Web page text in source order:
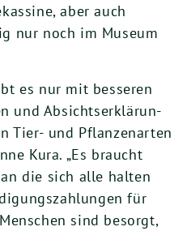
aber auch
nur noch im Museum
es nur mit besseren
und Absichtserklärun-
Tier- und Pflanzenarten
Kura. „Es braucht
die sich alle halten
für
sind besorgt,